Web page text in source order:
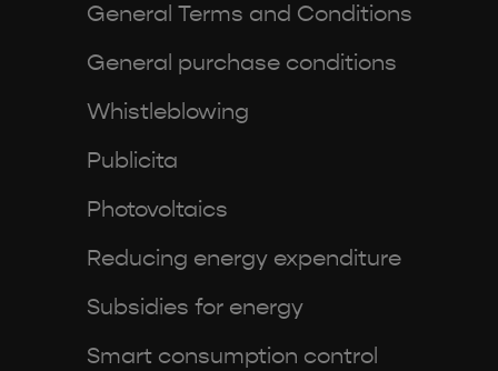
General Terms and Conditions
General purchase conditions
Whistleblowing
Publicita
Photovoltaics
Reducing energy expenditure
Subsidies for energy
Smart consumption control